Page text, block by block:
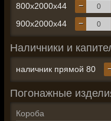
800x2000x44 −
900x2000x44 −
Наличники и
наличник прямой 80
Погонажные
Короба